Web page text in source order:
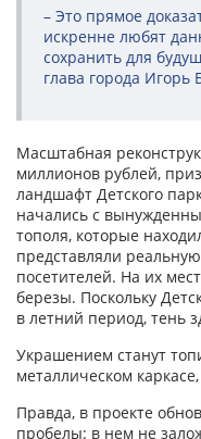
– Это прямое
искренне любят
сохранить для
глава города Игорь
Масштабная
миллионов рублей,
ландшафт Детского
начались с
тополя, которые
представляли
посетителей. На их
березы. Поскольку
в летний период, тень
Украшением станут
металлическом
Правда, в проекте
пробелы: в нем не